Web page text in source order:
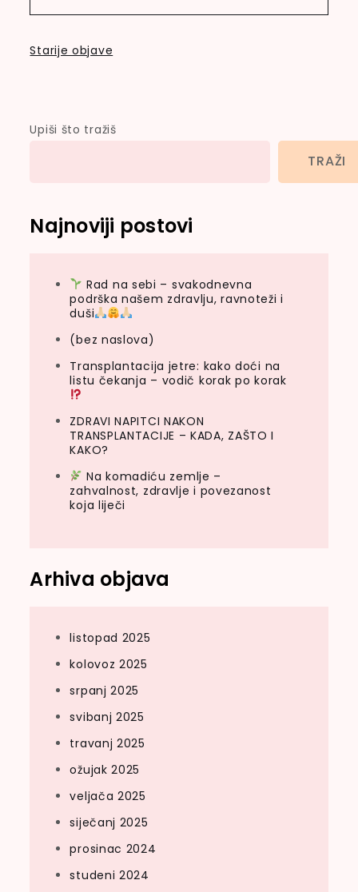
Navigacija
Starije objave
Upiši što tražiš
TRAŽI
Najnoviji postovi
Rad na sebi – svakodnevna
podrška našem zdravlju, ravnoteži i
duši
(bez naslova)
Transplantacija jetre: kako doći na
listu čekanja – vodič korak po korak
ZDRAVI NAPITCI NAKON
TRANSPLANTACIJE – KADA, ZAŠTO I
KAKO?
Na komadiću zemlje –
zahvalnost, zdravlje i povezanost
koja liječi
Arhiva objava
listopad 2025
kolovoz 2025
srpanj 2025
svibanj 2025
travanj 2025
ožujak 2025
veljača 2025
siječanj 2025
prosinac 2024
studeni 2024